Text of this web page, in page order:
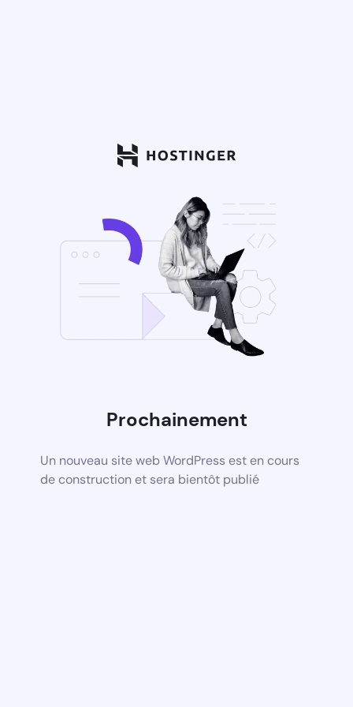
Prochainement
Un nouveau site web WordPress est en cours
de construction et sera bientôt publié